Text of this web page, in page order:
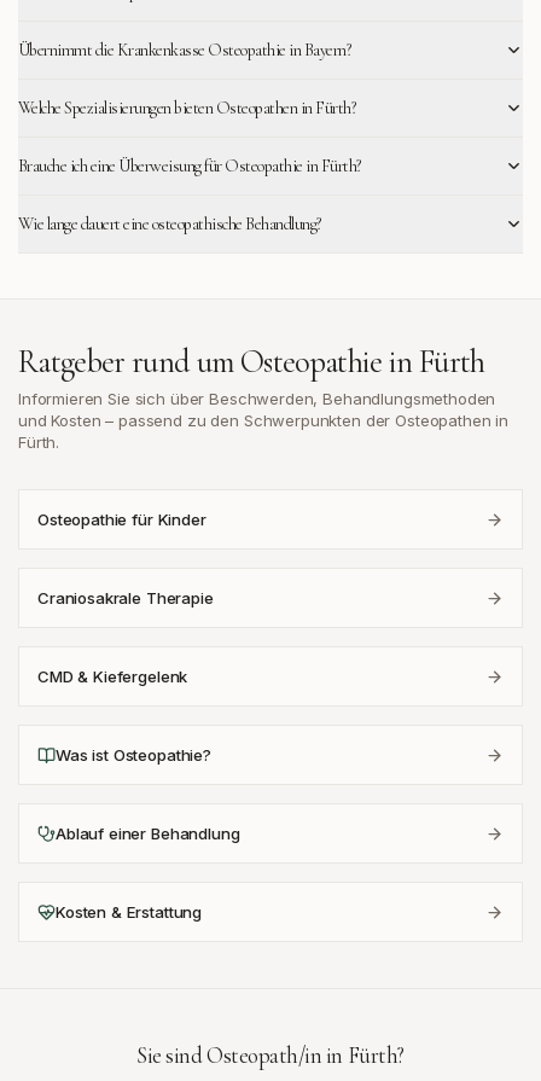
Übernimmt die Krankenkasse Osteopathie in Bayern?
Welche Spezialisierungen bieten Osteopathen in Fürth?
Brauche ich eine Überweisung für Osteopathie in Fürth?
Wie lange dauert eine osteopathische Behandlung?
Ratgeber rund um Osteopathie inFürth
Informieren Sie sich über Beschwerden, Behandlungsmethoden
und Kosten – passend zu den Schwerpunkten der Osteopathen in
Fürth.
Osteopathie für Kinder
Craniosakrale Therapie
CMD & Kiefergelenk
Was ist Osteopathie?
Ablauf einer Behandlung
Kosten & Erstattung
Sie sind Osteopath/in in Fürth?